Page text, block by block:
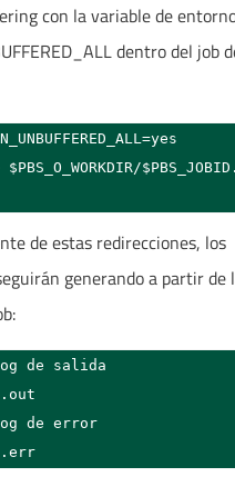
con la variable de
dentro del job
$PBS_JOBID.
de estas redirecciones, los
generando a partir de
de salida
de error